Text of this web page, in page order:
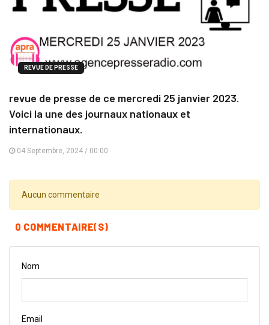
REVUE DE PRESSE
revue de presse de ce mercredi 25 janvier 2023.
Voici la une des journaux nationaux et
internationaux.
04 Septembre, 2024 / 00:00
Aucun commentaire
0 COMMENTAIRE(S)
Nom
Email